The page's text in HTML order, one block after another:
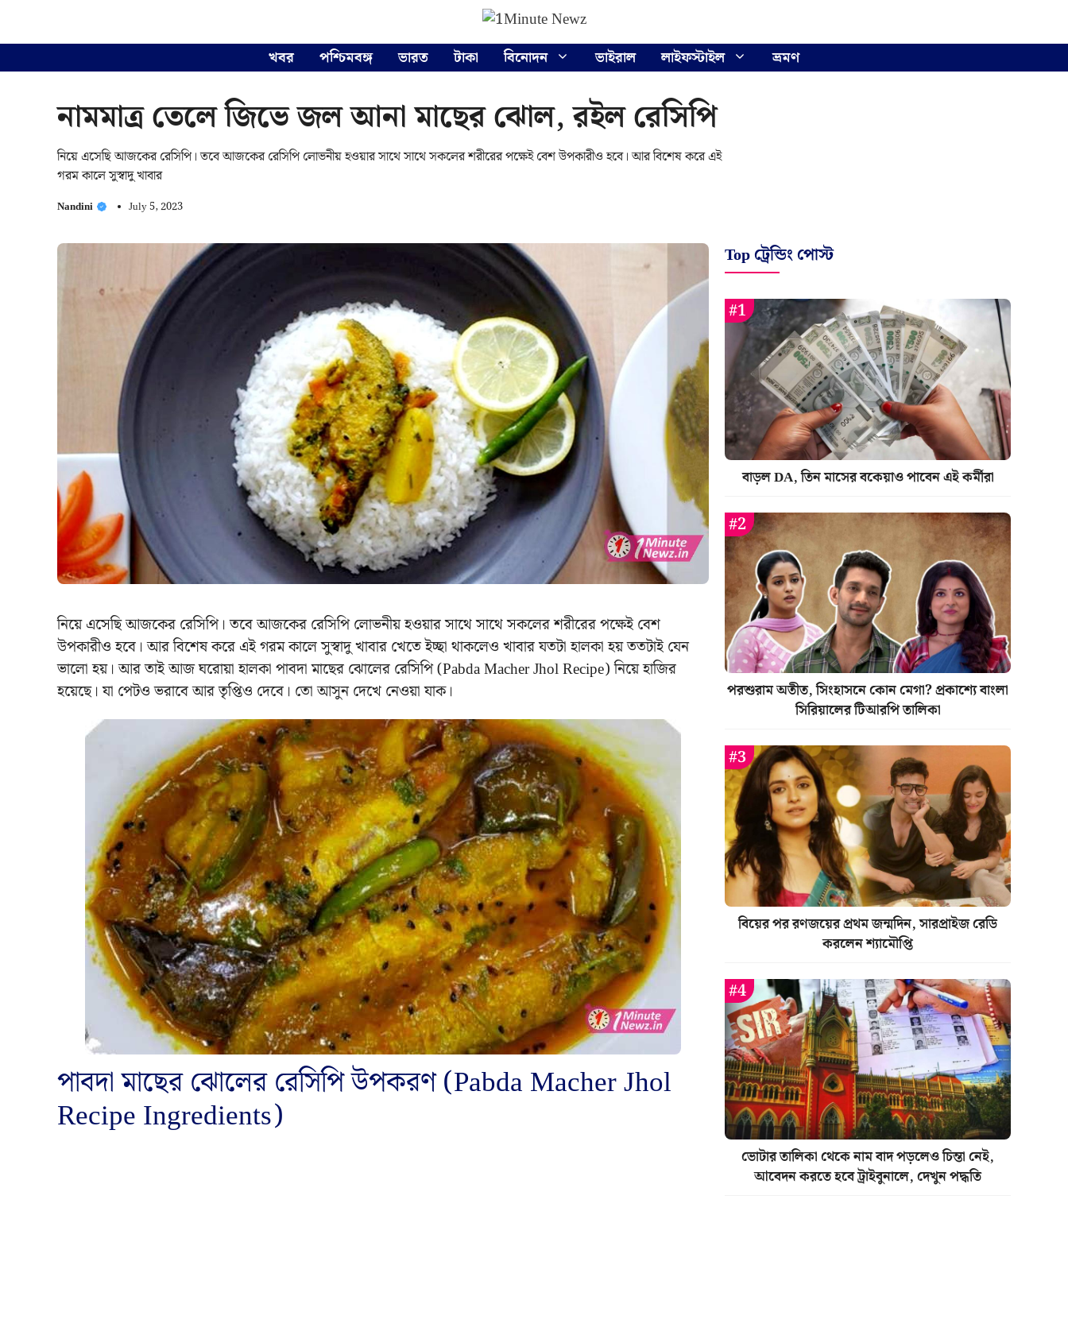
খবর পশ্চিমবঙ্গ ভারত টাকা বিনোদন ভাইরাল লাইফস্টাইল ভ্রমণ
নামমাত্র তেলে জিভে জল আনা মাছের ঝোল, রইল রেসিপি
নিয়ে এসেছি আজকের রেসিপি। তবে আজকের রেসিপি লোভনীয় হওয়ার সাথে সাথে সকলের শরীরের পক্ষেই বেশ উপকারীও হবে। আর বিশেষ করে এই
গরম কালে সুস্বাদু খাবার
Nandini July 5, 2023
নিয়ে এসেছি আজকের রেসিপি। তবে আজকের রেসিপি লোভনীয় হওয়ার সাথে সাথে সকলের শরীরের পক্ষেই বেশ
উপকারীও হবে। আর বিশেষ করে এই গরম কালে সুস্বাদু খাবার খেতে ইচ্ছা থাকলেও খাবার যতটা হালকা হয় ততটাই যেন
ভালো হয়। আর তাই আজ ঘরোয়া হালকা পাবদা মাছের ঝোলের রেসিপি (Pabda Macher Jhol Recipe) নিয়ে হাজির
হয়েছে। যা পেটও ভরাবে আর তৃপ্তিও দেবে। তো আসুন দেখে নেওয়া যাক।
পাবদা মাছের ঝোলের রেসিপি উপকরণ (Pabda Macher Jhol
Recipe Ingredients)
Top ট্রেন্ডিং পোস্ট
বাড়ল DA, তিন মাসের বকেয়াও পাবেন এই কর্মীরা
পরশুরাম অতীত, সিংহাসনে কোন মেগা? প্রকাশ্যে বাংলা
সিরিয়ালের টিআরপি তালিকা
বিয়ের পর রণজয়ের প্রথম জন্মদিন, সারপ্রাইজ রেডি
করলেন শ্যামৌপ্তি
ভোটার তালিকা থেকে নাম বাদ পড়লেও চিন্তা নেই,
আবেদন করতে হবে ট্রাইবুনালে, দেখুন পদ্ধতি